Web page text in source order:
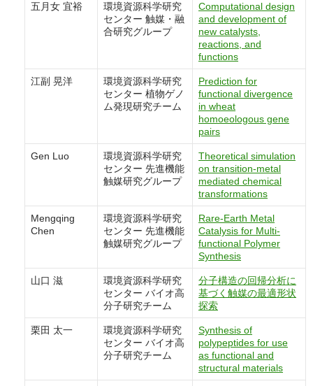
五月女 宜裕
環境資源科学研究
センター 触媒・融
合研究グループ
Computational design
and development of
new catalysts,
reactions, and
functions
江副 晃洋
環境資源科学研究
センター 植物ゲノ
ム発現研究チーム
Prediction for
functional divergence
in wheat
homoeologous gene
pairs
Gen Luo
環境資源科学研究
センター 先進機能
触媒研究グループ
Theoretical simulation
on transition-metal
mediated chemical
transformations
Mengqing
Chen
環境資源科学研究
センター 先進機能
触媒研究グループ
Rare-Earth Metal
Catalysis for Multi-
functional Polymer
Synthesis
山口 滋
環境資源科学研究
センター バイオ高
分子研究チーム
分子構造の回帰分析に
基づく触媒の最適形状
探索
栗田 太一
環境資源科学研究
センター バイオ高
分子研究チーム
Synthesis of
polypeptides for use
as functional and
structural materials